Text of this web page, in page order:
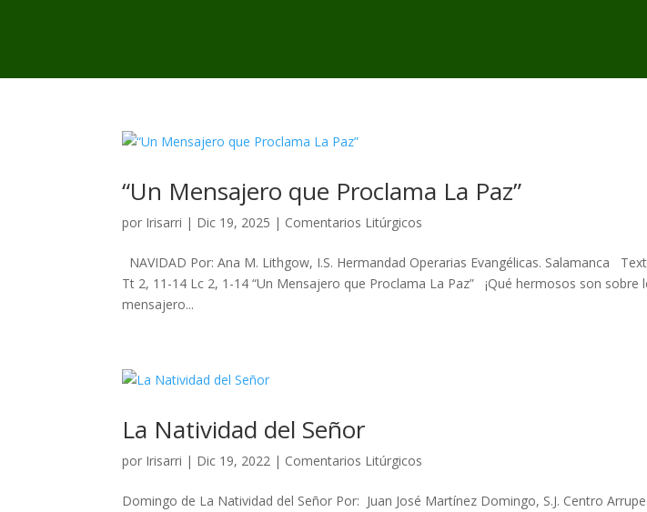
“Un Mensajero que Proclama La Paz”
por Irisarri | Dic 19, 2025 | Comentarios Litúrgicos
NAVIDAD Por: Ana M. Lithgow, I.S. Hermandad Operarias Evangélicas. Salamanca
Tt 2, 11-14 Lc 2, 1-14 “Un Mensajero que Proclama La Paz” ¡Qué hermosos son sobre
mensajero...
La Natividad del Señor
por Irisarri | Dic 19, 2022 | Comentarios Litúrgicos
Domingo de La Natividad del Señor Por: Juan José Martínez Domingo, S.J. Centro